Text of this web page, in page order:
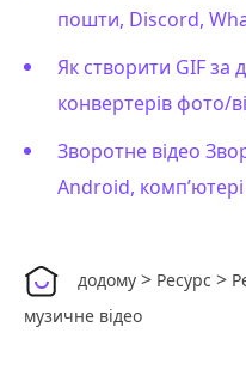
пошти, Discord,
Як створити GIF
конвертерів фото/
Зворотне відео
Android, комп’ютері
додому > Ресурс >
музичне відео